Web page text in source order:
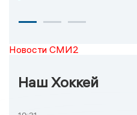
Новости СМИ2
Наш Хоккей